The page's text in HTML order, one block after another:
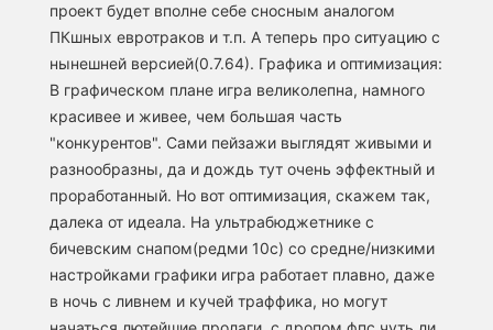
проект будет вполне себе сносным аналогом
ПКшных евротраков и т.п. А теперь про ситуацию с
нынешней версией(0.7.64). Графика и оптимизация:
В графическом плане игра великолепна, намного
красивее и живее, чем большая часть
"конкурентов". Сами пейзажи выглядят живыми и
разнообразны, да и дождь тут очень эффектный и
проработанный. Но вот оптимизация, скажем так,
далека от идеала. На ультрабюджетнике с
бичевским снапом(редми 10с) со средне/низкими
настройками графики игра работает плавно, даже
в ночь с ливнем и кучей траффика, но могут